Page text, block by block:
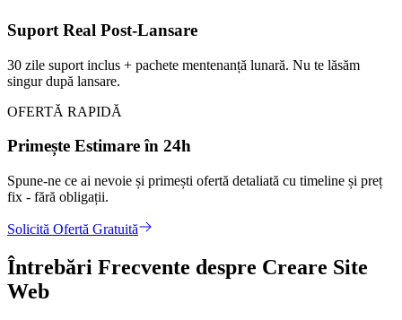
Suport Real Post-Lansare
30 zile suport inclus + pachete mentenanță lunară. Nu te lăsăm
singur după lansare.
OFERTĂ RAPIDĂ
Primește Estimare în 24h
Spune-ne ce ai nevoie și primești ofertă detaliată cu timeline și preț
fix - fără obligații.
Solicită Ofertă Gratuită
Întrebări Frecvente despre Creare Site
Web